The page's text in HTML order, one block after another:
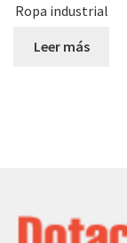
Ropa industrial
Leer más